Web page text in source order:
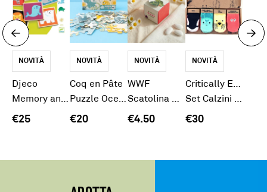
NOVITÀ
Djeco
Memory animali selvaggi
€25
NOVITÀ
Coq en Pâte
Puzzle Oceano
€20
NOVITÀ
WWF
Scatolina Mare Tartaruga
€4.50
NOVITÀ
Critically Endangered
Set Calzini Bimbo Oceano
€30